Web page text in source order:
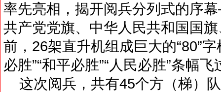
率先亮相，揭开阅兵分列式的序
共产党党旗、中华人民共和国国
前，26架直升机组成巨大的“80”
必胜”“和平必胜”“人民必胜”条幅
这次阅兵，共有45个方（梯）